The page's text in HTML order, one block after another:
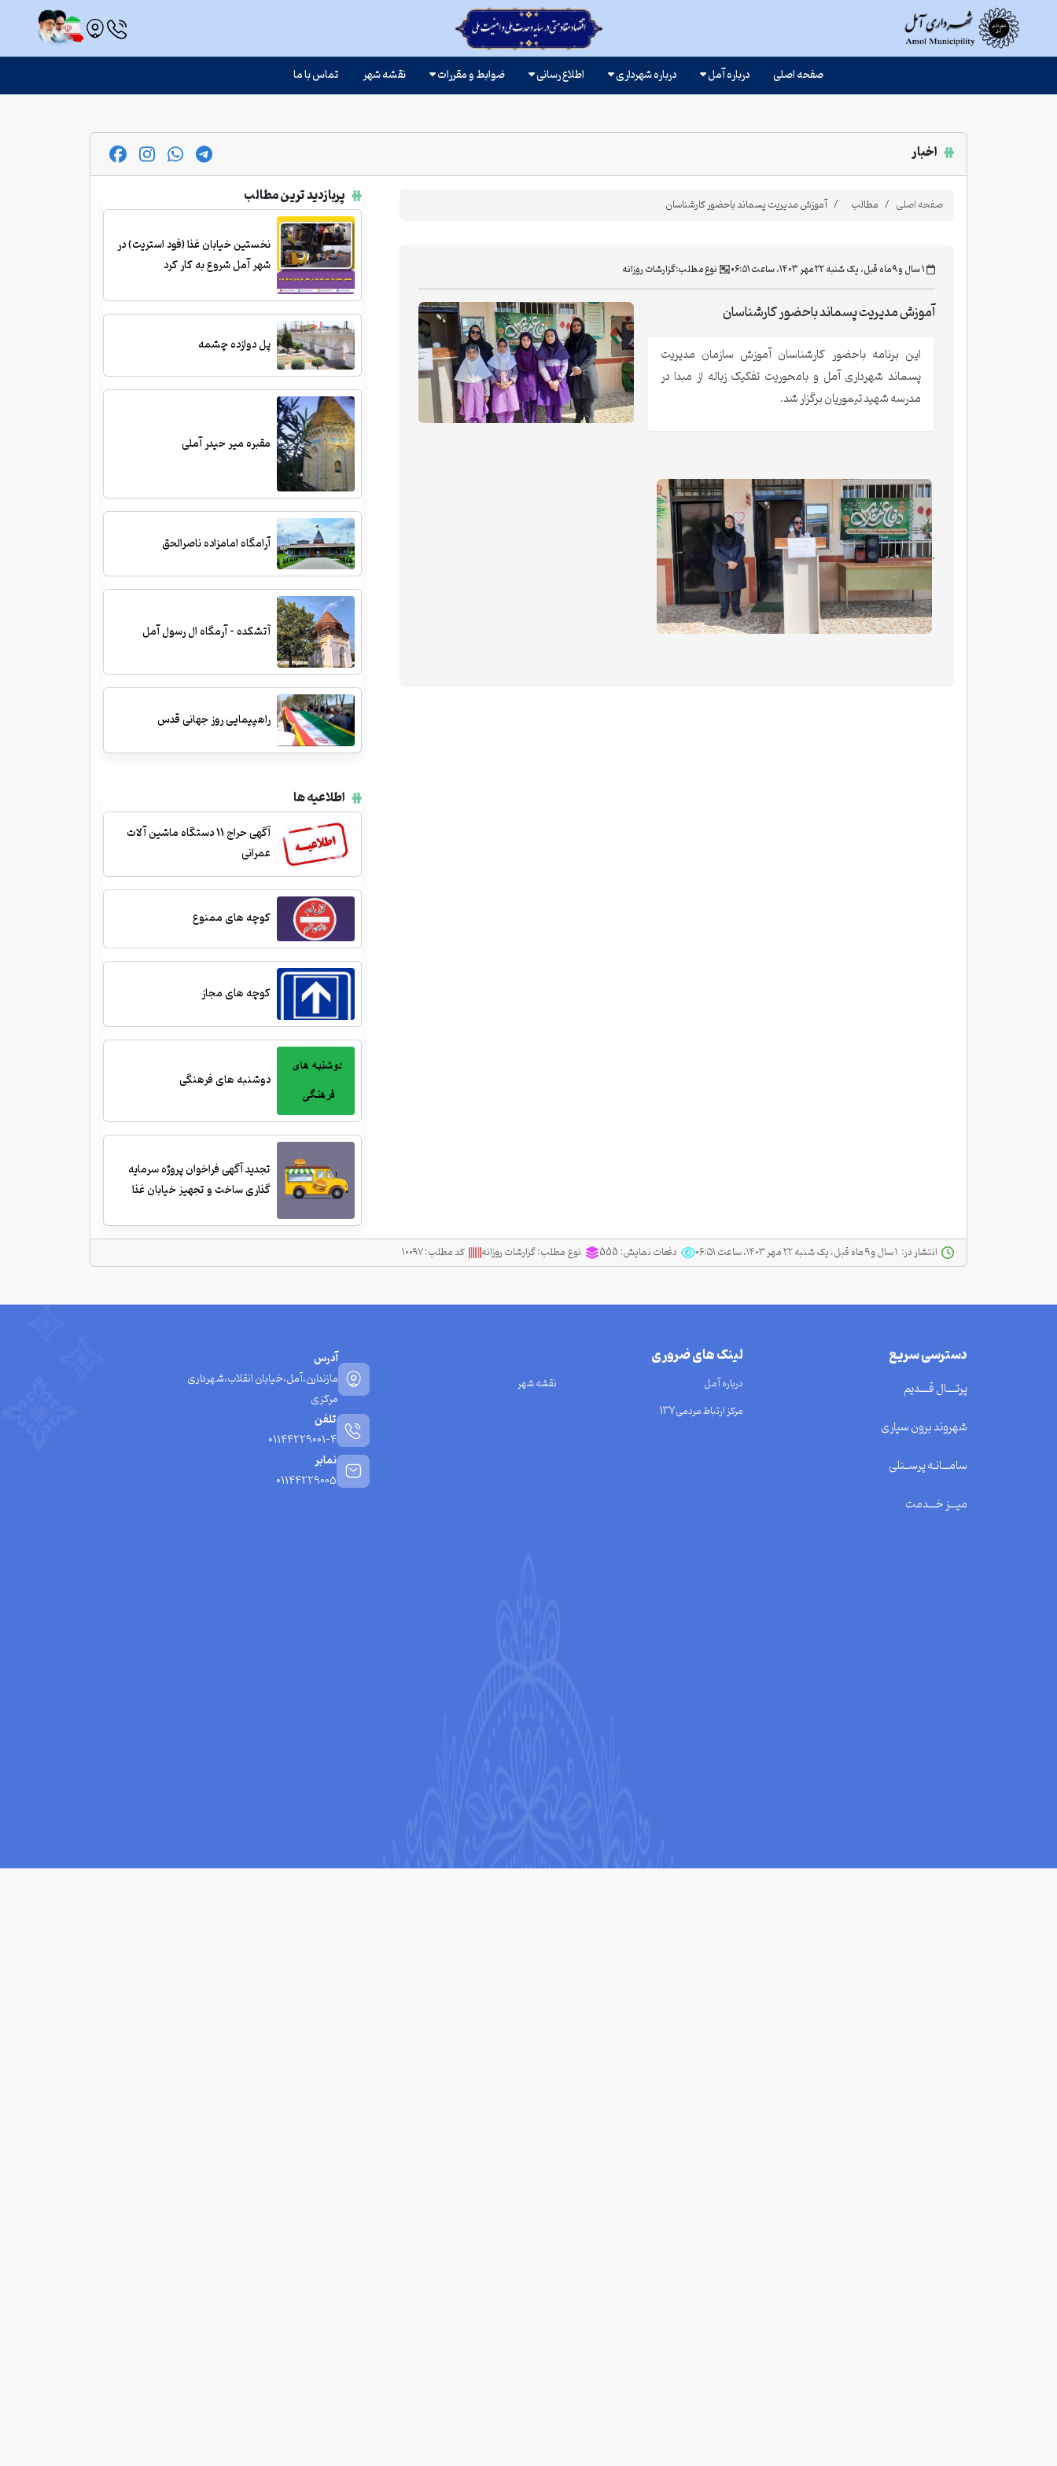
صفحه اصلی درباره آمل درباره شهرداری اطلاع رسانی ضوابط و مقررات نقشه شهر تماس با ما
اخبار
صفحه اصلی مطالب آموزش مدیریت پسماند باحضور کارشناسان
‫۱ سال و ۹ ماه قبل، یک شنبه ۲۲ مهر ۱۴۰۳، ساعت ۰۶:۵۱ نوع مطلب:گزارشات روزانه
آموزش مدیریت پسماند باحضور کارشناسان
این برنامه باحضور کارشناسان آموزش سازمان مدیریت
پسماند شهرداری آمل و بامحوریت تفکیک زباله از مبدا در
مدرسه شهید تیموریان برگزار شد.
.
پربازدید ترین مطالب
نخستین خیابان غذا (فود استریت) در
شهر آمل شروع به کار کرد
پل دوازده چشمه
مقبره میر حیدر آملی
آرامگاه امامزاده ناصرالحق
آتشکده - آرمگاه ال رسول آمل
راهپیمایی روز جهانی قدس
اطلاعیه ها
آگهی حراج 11 دستگاه ماشین آلات
عمرانی
کوچه های ممنوع
کوچه های مجاز
دوشنبه های فرهنگی
تجدید آگهی فراخوان پروژه سرمایه
گذاری ساخت و تجهیز خیابان غذا
انتشار در: دفعات نمایش:555 نوع مطلب:گزارشات روزانه کد مطلب:۱۰۰۹۷
دسترسی سریع
پرتــــال قــــدیم
شهروند برون سپاری
سامـــانـه پرســنلی
میـــز خـــدمت
لینک های ضروری
درباره آمل
نقشه شهر
مرکز ارتباط مردمی137
آدرس
مازندارن،آمل،خیابان انقلاب،شهرداری
مرکزی
تلفن
01144229001-4
نمابر
01144229005